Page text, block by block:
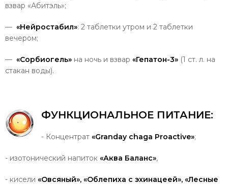
взвар «Абитэль»;
— «Нейростабил»: 2 таблетки утром и 2 таблетки
вечером;
— «Сорбиогель» на ночь и взвар «Гепатон-3» (1 ст. л. на
стакан воды).
ФУНКЦИОНАЛЬНОЕ ПИТАНИЕ:
- Концентрат «Granday chaga Proactive»;
- изотонический напиток «Аква Баланс»,
- кисели «Овсяный», «Облепиха с эхинацеей», «Лесные